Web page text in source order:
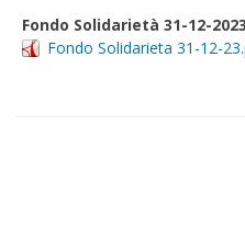
Fondo Solidarietà 31-12-2023
Fondo Solidarieta 31-12-